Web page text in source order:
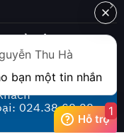
HÀ NỘI
QUANG
024.38 68 28
Thu Hà
bạn một tin nhắn
1